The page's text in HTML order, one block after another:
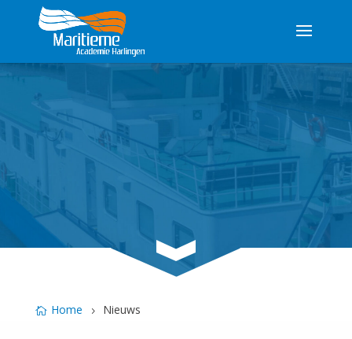
3
Home Nieuws